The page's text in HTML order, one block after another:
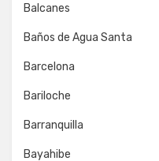
Balcanes
Baños de Agua Santa
Barcelona
Bariloche
Barranquilla
Bayahibe